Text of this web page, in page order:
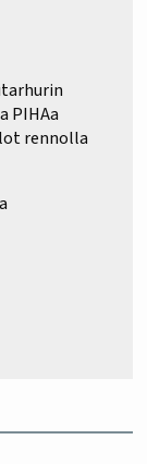
PIHAa
rennolla